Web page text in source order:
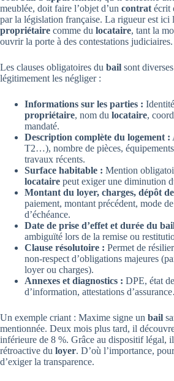
meublée, doit faire l’objet d’un contrat écrit
par la législation française. La rigueur est ici
propriétaire comme du locataire, tant la
ouvrir la porte à des contestations judiciaires.
Les clauses obligatoires du bail sont
légitimement les négliger :
Informations sur les parties :
propriétaire, nom du locataire,
mandaté.
Description complète du logement :
T2…), nombre de pièces,
travaux récents.
Surface habitable : Mention
locataire peut exiger une diminution
Montant du loyer, charges, dépôt
paiement, montant précédent, mode
d’échéance.
Date de prise d’effet et durée du
ambiguïté lors de la remise ou
Clause résolutoire : Permet de
non-respect d’obligations majeures
loyer ou charges).
Annexes et diagnostics : DPE, état
d’information, attestations
Un exemple criant : Maxime signe un bail
mentionnée. Deux mois plus tard, il
inférieure de 8 %. Grâce au dispositif légal,
rétroactive du loyer. D’où l’importance,
d’exiger la transparence.